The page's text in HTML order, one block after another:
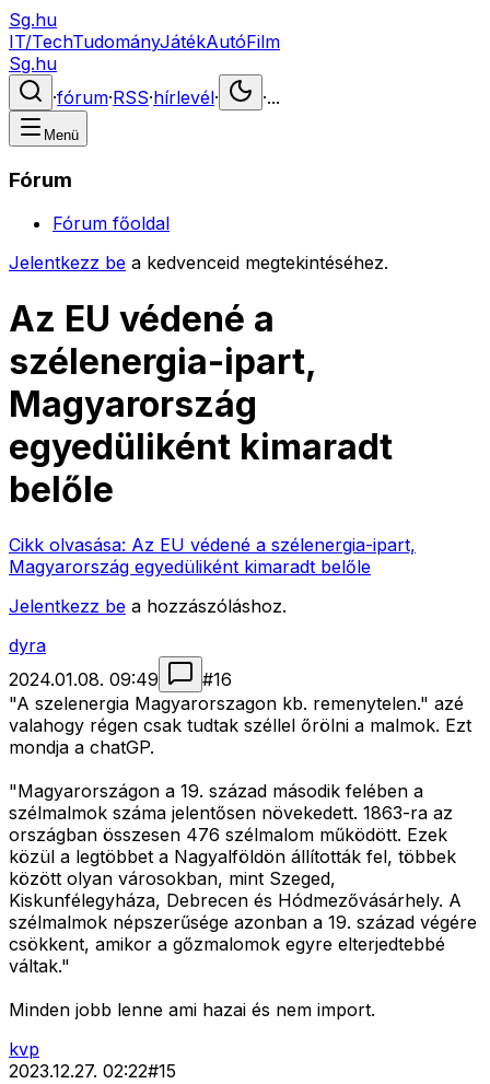
Sg.hu
IT/TechTudományJátékAutóFilm
Sg.hu
·fórum·RSS·hírlevél· ·...
Menü
Fórum
Fórum főoldal
Jelentkezz be a kedvenceid megtekintéséhez.
Az EU védené a
szélenergia-ipart,
Magyarország
egyedüliként kimaradt
belőle
Cikk olvasása: Az EU védené a szélenergia-ipart,
Magyarország egyedüliként kimaradt belőle
Jelentkezz be a hozzászóláshoz.
dyra
2024.01.08. 09:49
#16
"A szelenergia Magyarorszagon kb. remenytelen." azé
valahogy régen csak tudtak széllel őrölni a malmok. Ezt
mondja a chatGP.
"Magyarországon a 19. század második felében a
szélmalmok száma jelentősen növekedett. 1863-ra az
országban összesen 476 szélmalom működött. Ezek
közül a legtöbbet a Nagyalföldön állították fel, többek
között olyan városokban, mint Szeged,
Kiskunfélegyháza, Debrecen és Hódmezővásárhely. A
szélmalmok népszerűsége azonban a 19. század végére
csökkent, amikor a gőzmalomok egyre elterjedtebbé
váltak."
Minden jobb lenne ami hazai és nem import.
kvp
2023.12.27. 02:22#15